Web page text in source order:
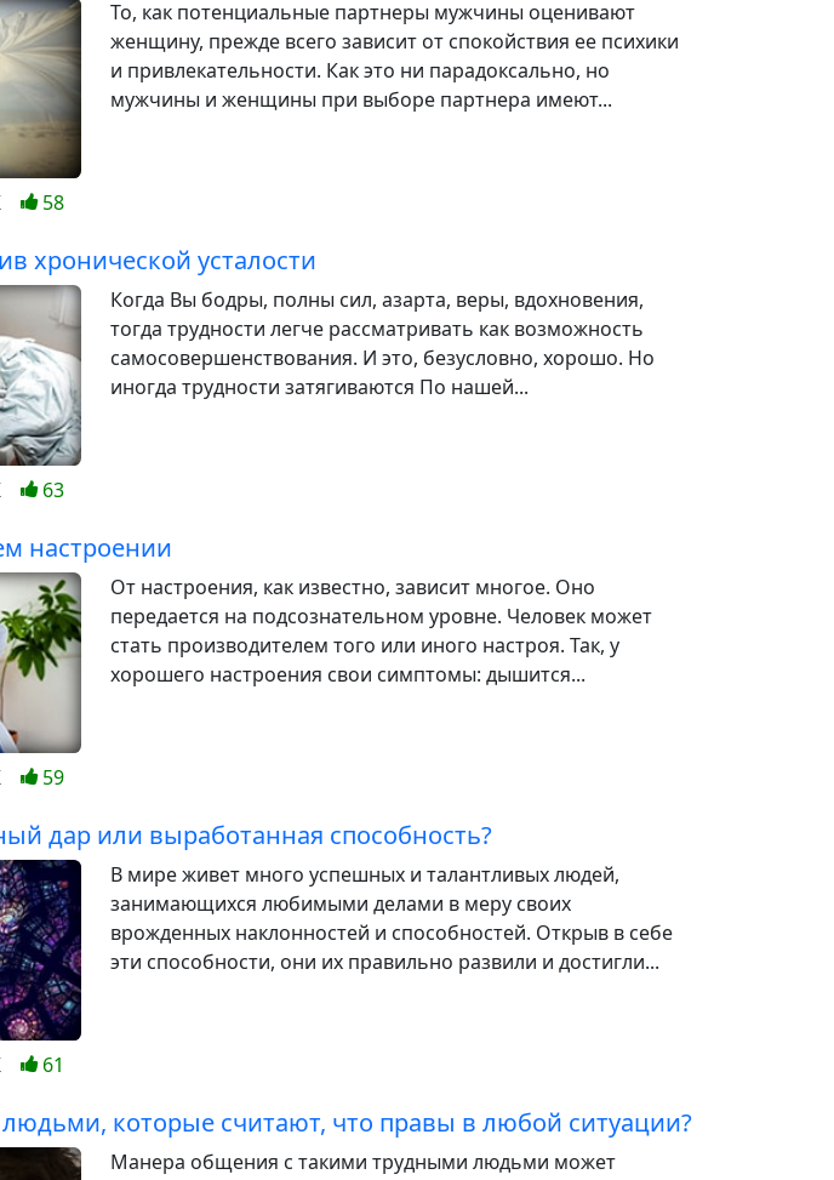
То, как потенциальные партнеры мужчины оценивают
женщину, прежде всего зависит от спокойствия ее психики
и привлекательности. Как это ни парадоксально, но
мужчины и женщины при выборе партнера имеют...
58
хронической усталости
Когда Вы бодры, полны сил, азарта, веры, вдохновения,
тогда трудности легче рассматривать как возможность
самосовершенствования. И это, безусловно, хорошо. Но
иногда трудности затягиваются По нашей...
63
настроении
От настроения, как известно, зависит многое. Оно
передается на подсознательном уровне. Человек может
стать производителем того или иного настроя. Так, у
хорошего настроения свои симптомы: дышится...
59
дар или выработанная способность?
В мире живет много успешных и талантливых людей,
занимающихся любимыми делами в меру своих
врожденных наклонностей и способностей. Открыв в себе
эти способности, они их правильно развили и достигли...
61
людьми, которые считают, что правы в любой ситуации?
Манера общения с такими трудными людьми может